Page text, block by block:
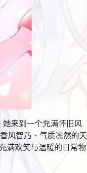
她来到一个充满怀旧风
风智乃、气质凛然的天
满欢笑与温暖的日常物